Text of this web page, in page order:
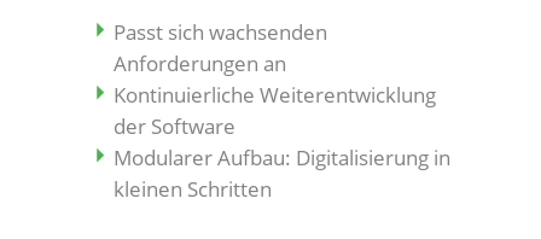
Passt sich wachsenden
Anforderungen an
Kontinuierliche Weiterentwicklung
der Software
Modularer Aufbau: Digitalisierung in
kleinen Schritten